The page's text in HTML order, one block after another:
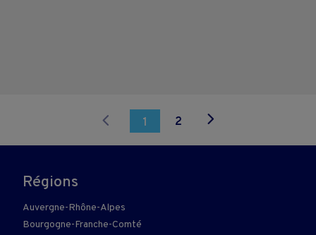
1 2
Régions
Auvergne-Rhône-Alpes
Bourgogne-Franche-Comté